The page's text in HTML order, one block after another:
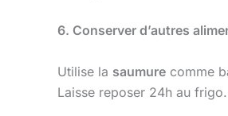
6. Conserver d’autres
Utilise la saumure comme
Laisse reposer 24h au